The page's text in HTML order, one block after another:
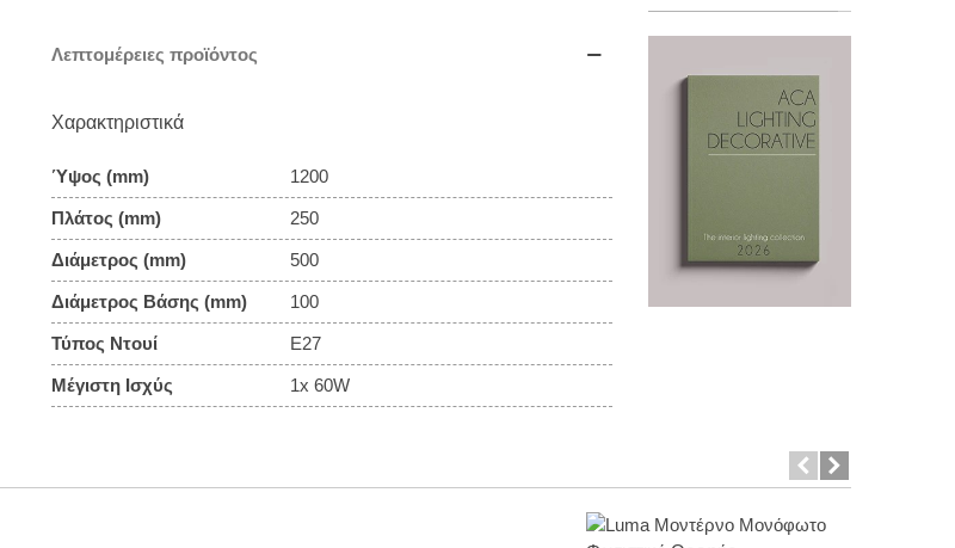
Λεπτομέρειες προϊόντος
Χαρακτηριστικά
Ύψος (mm) 1200
Πλάτος (mm) 250
Διάμετρος (mm) 500
Διάμετρος Βάσης (mm) 100
Τύπος Ντουί E27
Μέγιστη Ισχύς 1x 60W